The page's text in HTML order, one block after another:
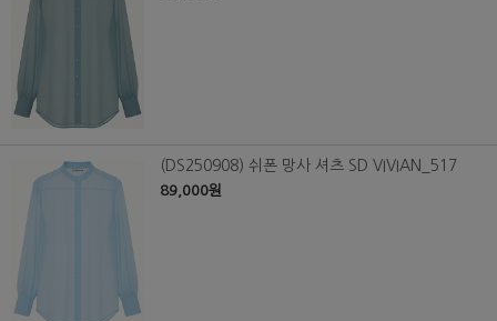
(DS250908) 쉬폰 망사 셔츠 SD VIVIAN_517
89,000원